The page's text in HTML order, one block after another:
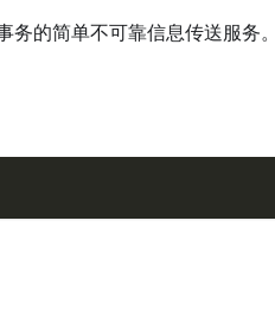
务的简单不可靠信息传送服务。